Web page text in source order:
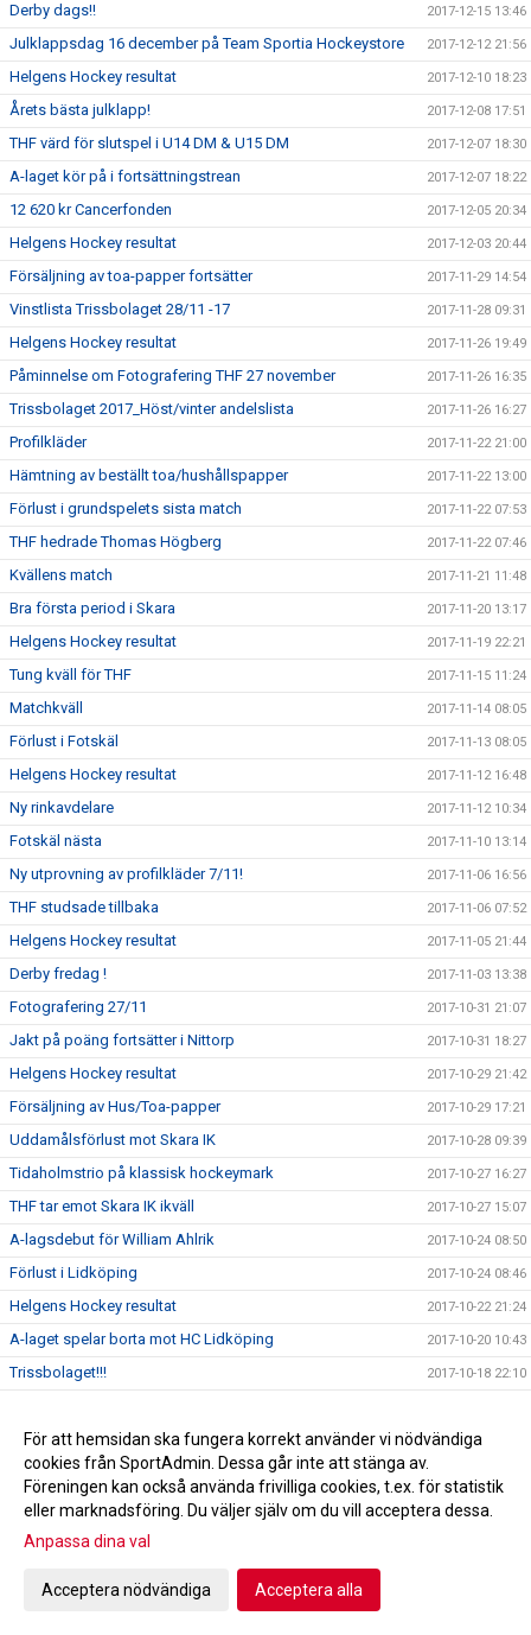
Derby dags!! 2017-12-15 13:46
Julklappsdag 16 december på Team Sportia Hockeystore 2017-12-12 21:56
Helgens Hockey resultat 2017-12-10 18:23
Årets bästa julklapp! 2017-12-08 17:51
THF värd för slutspel i U14 DM & U15 DM 2017-12-07 18:30
A-laget kör på i fortsättningstrean 2017-12-07 18:22
12 620 kr Cancerfonden 2017-12-05 20:34
Helgens Hockey resultat 2017-12-03 20:44
Försäljning av toa-papper fortsätter 2017-11-29 14:54
Vinstlista Trissbolaget 28/11 -17 2017-11-28 09:31
Helgens Hockey resultat 2017-11-26 19:49
Påminnelse om Fotografering THF 27 november 2017-11-26 16:35
Trissbolaget 2017_Höst/vinter andelslista 2017-11-26 16:27
Profilkläder 2017-11-22 21:00
Hämtning av beställt toa/hushållspapper 2017-11-22 13:00
Förlust i grundspelets sista match 2017-11-22 07:53
THF hedrade Thomas Högberg 2017-11-22 07:46
Kvällens match 2017-11-21 11:48
Bra första period i Skara 2017-11-20 13:17
Helgens Hockey resultat 2017-11-19 22:21
Tung kväll för THF 2017-11-15 11:24
Matchkväll 2017-11-14 08:05
Förlust i Fotskäl 2017-11-13 08:05
Helgens Hockey resultat 2017-11-12 16:48
Ny rinkavdelare 2017-11-12 10:34
Fotskäl nästa 2017-11-10 13:14
Ny utprovning av profilkläder 7/11! 2017-11-06 16:56
THF studsade tillbaka 2017-11-06 07:52
Helgens Hockey resultat 2017-11-05 21:44
Derby fredag ! 2017-11-03 13:38
Fotografering 27/11 2017-10-31 21:07
Jakt på poäng fortsätter i Nittorp 2017-10-31 18:27
Helgens Hockey resultat 2017-10-29 21:42
Försäljning av Hus/Toa-papper 2017-10-29 17:21
Uddamålsförlust mot Skara IK 2017-10-28 09:39
Tidaholmstrio på klassisk hockeymark 2017-10-27 16:27
THF tar emot Skara IK ikväll 2017-10-27 15:07
A-lagsdebut för William Ahlrik 2017-10-24 08:50
Förlust i Lidköping 2017-10-24 08:46
Helgens Hockey resultat 2017-10-22 21:24
A-laget spelar borta mot HC Lidköping 2017-10-20 10:43
Trissbolaget!!! 2017-10-18 22:10
Hus/Toa-pappers försäljning höst 2017 2017-10-16 08:05
Helgens Hockey resultat 2017-10-15 20:33
Skridskoskolan och hockeyskolan 2017-10-08 11:59
Kiosktider
Profilkläder
För att hemsidan ska fungera korrekt använder vi nödvändiga
cookies från SportAdmin. Dessa går inte att stänga av.
Föreningen kan också använda frivilliga cookies, t.ex. för statistik
eller marknadsföring. Du väljer själv om du vill acceptera dessa.
Anpassa dina val
Acceptera nödvändiga Acceptera alla